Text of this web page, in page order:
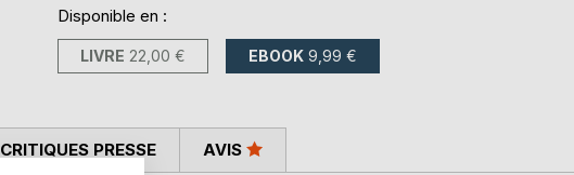
Disponible en :
LIVRE 22,00 € EBOOK 9,99 €
CRITIQUES PRESSE AVIS